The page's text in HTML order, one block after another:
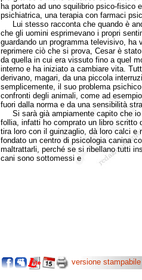
ha portato ad uno squilibrio psico-fisico
psichiatrica, una terapia con farmaci
Lui stesso racconta che quando è
che gli uomini esprimevano i propri
guardando un programma televisivo,
reprimere ciò che si prova, Cesar è
da quella in cui era vissuto fino a quel
interno e ha iniziato a cambiare vita.
derivano, magari, da una piccola
semplicemente, il suo problema
confronti degli animali, come ad
fuori dalla norma e da una sensibilità
Si sarà già ampiamente capito che io
follia, infatti ho comprato un libro
tira loro con il guinzaglio, dà loro calci e
fondato un centro di psicologia canina
maltrattarli, perché se si ribellano tutti
cani sono sottomessi e
versione stampabile